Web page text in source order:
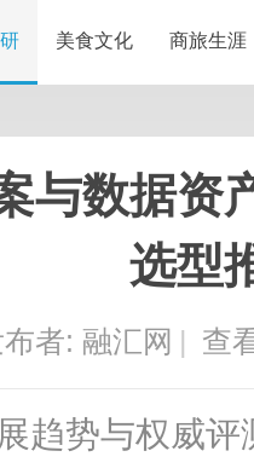
美食文化 商旅生涯
与数据资
选型
者: 融汇网 | 查
趋势与权威